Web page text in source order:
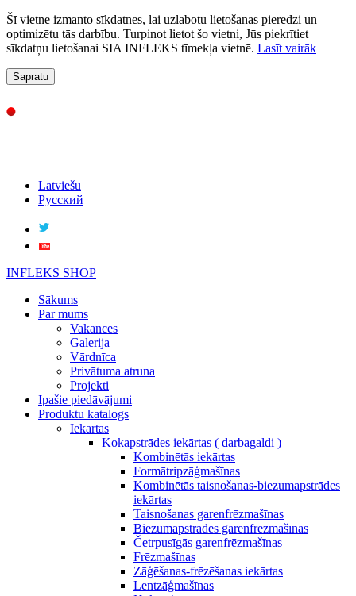
Šī vietne izmanto sīkdatnes, lai uzlabotu lietošanas pieredzi un
optimizētu tās darbību. Turpinot lietot šo vietni, Jūs piekrītiet
sīkdatņu lietošanai SIA INFLEKS tīmekļa vietnē. Lasīt vairāk
Sapratu
Latviešu
Русский
INFLEKS SHOP
Sākums
Par mums
Vakances
Galerija
Vārdnīca
Privātuma atruna
Projekti
Īpašie piedāvājumi
Produktu katalogs
Iekārtas
Kokapstrādes iekārtas ( darbagaldi )
Kombinētās iekārtas
Formātripzāģmašīnas
Kombinētās taisnošanas-biezumapstrādes
iekārtas
Taisnošanas garenfrēzmašīnas
Biezumapstrādes garenfrēzmašīnas
Četrpusīgās garenfrēzmašīnas
Frēzmašīnas
Zāģēšanas-frēzēšanas iekārtas
Lentzāģmašīnas